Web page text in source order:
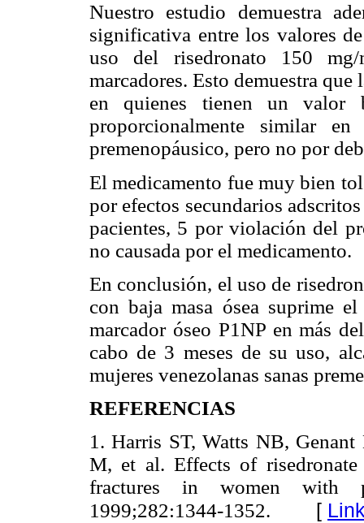
Nuestro estudio demuestra
significativa entre los valores
uso del risedronato 150
marcadores. Esto demuestra
en quienes tienen un valor
proporcionalmente similar
premenopáusico, pero no por
El medicamento fue muy bien
por efectos secundarios
pacientes, 5 por violación del
no causada por el medicamento.
En conclusión, el uso de
con baja masa ósea suprime
marcador óseo P1NP en más
cabo de 3 meses de su uso,
mujeres venezolanas sanas
REFERENCIAS
1. Harris ST, Watts NB,
M, et al. Effects of risedronate
fractures in women with
1999;282:1344-1352. [